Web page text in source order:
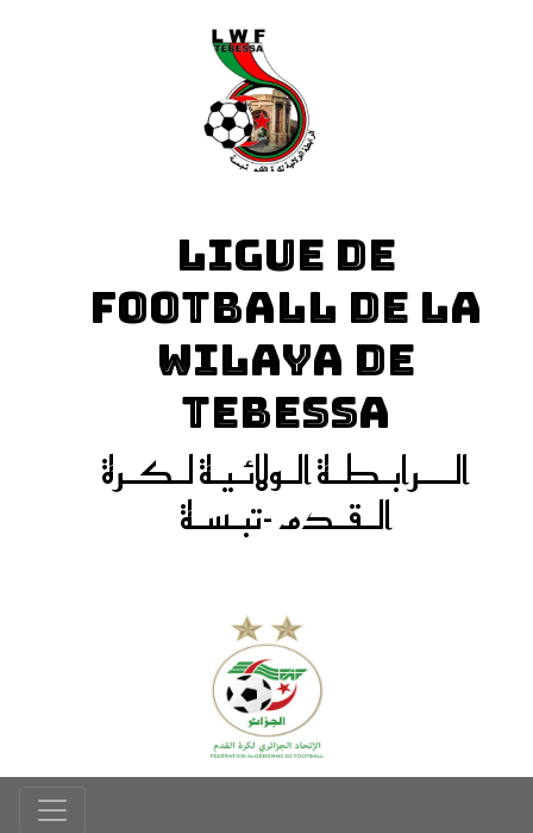
LIGUE DE
FOOTBALL DE LA
WILAYA DE
TEBESSA
الـــرابـطـة الـولائـيـة لـكـرة
الـقـدم -تبـسـة